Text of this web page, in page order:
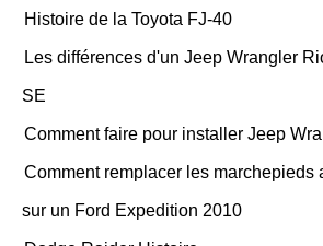
Histoire de la Toyota FJ-40
Les différences d'un Jeep Wrangler
SE
Comment faire pour installer Jeep
Comment remplacer les marchepieds
sur un Ford Expedition 2010